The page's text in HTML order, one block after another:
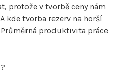
protože v tvorbě ceny nám
kde tvorba rezerv na horší
produktivita práce